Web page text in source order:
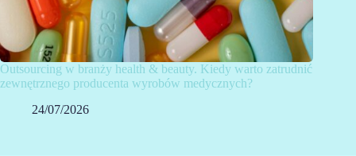
Outsourcing w branży health & beauty. Kiedy warto zatrudnić
zewnętrznego producenta wyrobów medycznych?
24/07/2026